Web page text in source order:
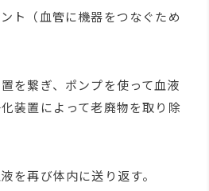
ト（血管に機器をつなぐため
を繋ぎ、ポンプを使って血液
装置によって老廃物を取り除
を再び体内に送り返す。